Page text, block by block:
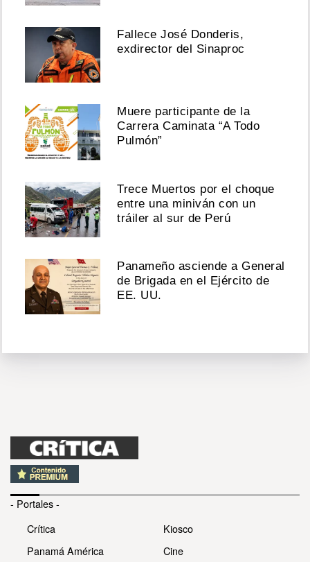
Fallece José Donderis,
exdirector del Sinaproc
Muere participante de la
Carrera Caminata “A Todo
Pulmón”
Trece Muertos por el choque
entre una miniván con un
tráiler al sur de Perú
Panameño asciende a General
de Brigada en el Ejército de
EE. UU.
- Portales -
Crítica
Panamá América
Kiosco
Cine